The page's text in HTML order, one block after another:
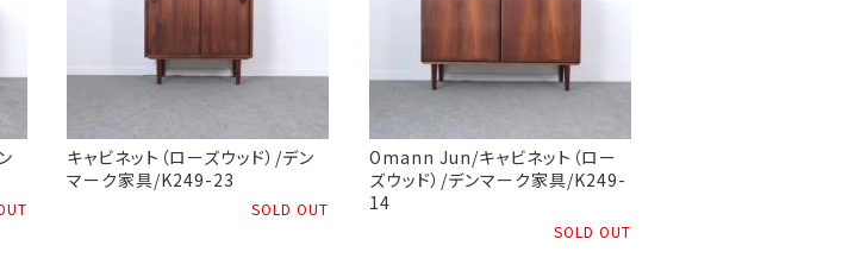
キャビネット（ローズウッド）/デン
マーク家具/K249-23
SOLD OUT
Omann Jun/キャビネット（ロー
ズウッド）/デンマーク家具/K249-
14
SOLD OUT